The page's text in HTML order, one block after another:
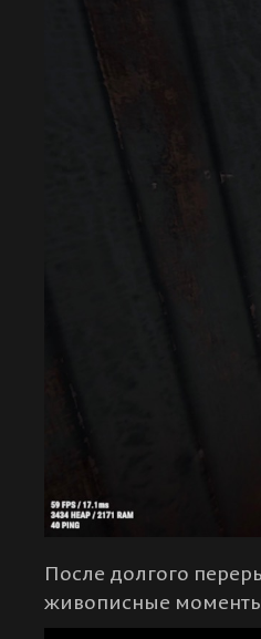
После долгого
живописные